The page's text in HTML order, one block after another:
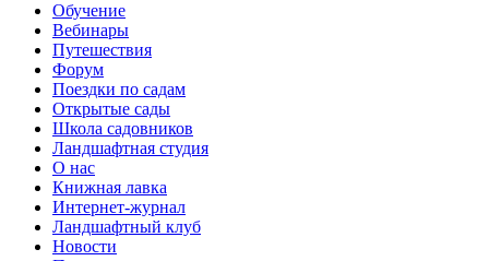
Обучение
Вебинары
Путешествия
Форум
Поездки по садам
Открытые сады
Школа садовников
Ландшафтная студия
О нас
Книжная лавка
Интернет-журнал
Ландшафтный клуб
Новости